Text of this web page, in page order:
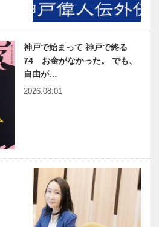
神戸で始まって 神戸で終る
74 お金がなかった。 でも、
自由が…
2026.08.01